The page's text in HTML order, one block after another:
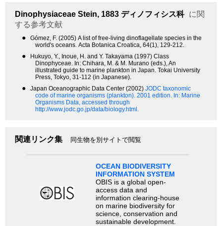
Dinophysiaceae Stein, 1883 ディノフィシス科 に関
する参考文献
●
Gómez, F. (2005) A list of free-living dinoflagellate species in the
world's oceans. Acta Botanica Croatica, 64(1), 129-212.
●
Hukuyo, Y., Inoue, H. and Y. Takayama (1997) Class
Dinophyceae. In: Chihara, M. & M. Murano (eds.), An
illustrated guide to marine plankton in Japan. Tokai University
Press, Tokyo, 31-112 (in Japanese).
● Japan Oceanographic Data Center (2002) JODC taxonomic
code of marine organisms (plankton). 2001 edition. In: Marine
Organisms Data, accessed through
http://www.jodc.go.jp/data/biology.html.
関連リンク集 同生物を別サイトで閲覧
OCEAN BIODIVERSITY
INFORMATION SYSTEM
OBIS is a global open-
access data and
information clearing-house
on marine biodiversity for
science, conservation and
sustainable development.